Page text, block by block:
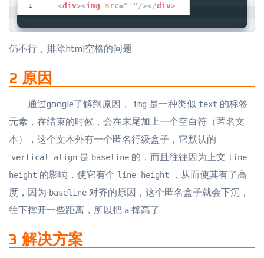
<div><img src=" " /></div>
仍不行，排除html空格的问题
2 原因
通过google了解到原因， img 是一种类似 text 的标签
元素，在结束的时候，会在末尾加上一个空白符（匿名文
本），这个文本外有一个匿名行级盒子，它默认的
vertical-align 是 baseline 的，而且往往因为上文 line-
height 的影响，使它有个 line-height
，从而使其有了高
度，因为 baseline 对齐的原因，这个匿名盒子就会下沉，
往下撑开一些距离，所以把 a 撑高了
3 解决方案